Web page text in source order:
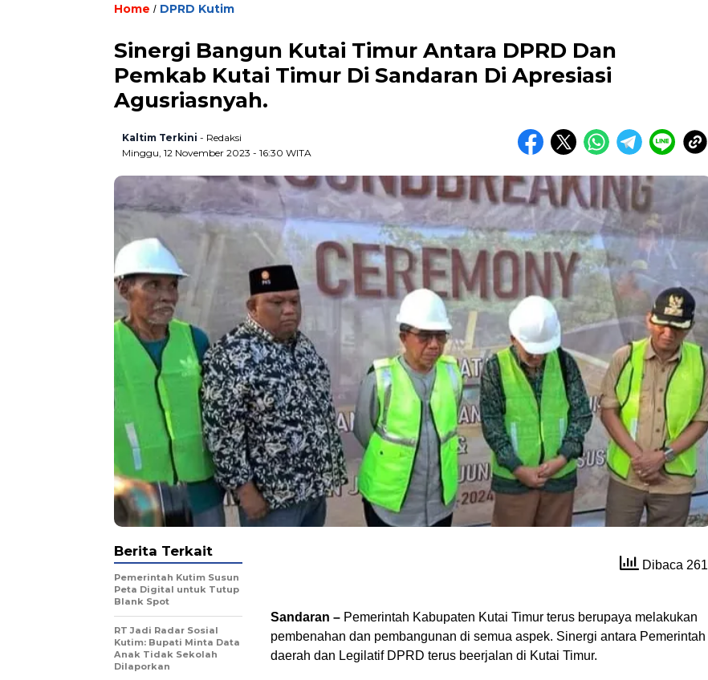
Home / DPRD Kutim
Sinergi Bangun Kutai Timur Antara DPRD Dan
Pemkab Kutai Timur Di Sandaran Di Apresiasi
Agusriasnyah.
Kaltim Terkini - Redaksi
Minggu, 12 November 2023 - 16:30 WITA
Dibaca 261
Sandaran – Pemerintah Kabupaten Kutai Timur terus berupaya melakukan
pembenahan dan pembangunan di semua aspek. Sinergi antara Pemerintah
daerah dan Legilatif DPRD terus beerjalan di Kutai Timur.
Berita Terkait
Pemerintah Kutim Susun
Peta Digital untuk Tutup
Blank Spot
RT Jadi Radar Sosial
Kutim: Bupati Minta Data
Anak Tidak Sekolah
Dilaporkan